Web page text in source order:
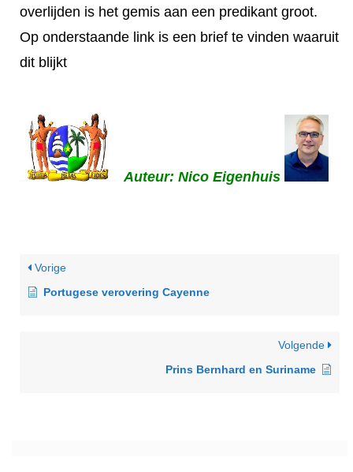
overlijden is het gemis aan een predikant groot.
Op onderstaande link is een brief te vinden waaruit
dit blijkt
Auteur: Nico Eigenhuis
Vorige
Portugese verovering Cayenne
Volgende
Prins Bernhard en Suriname